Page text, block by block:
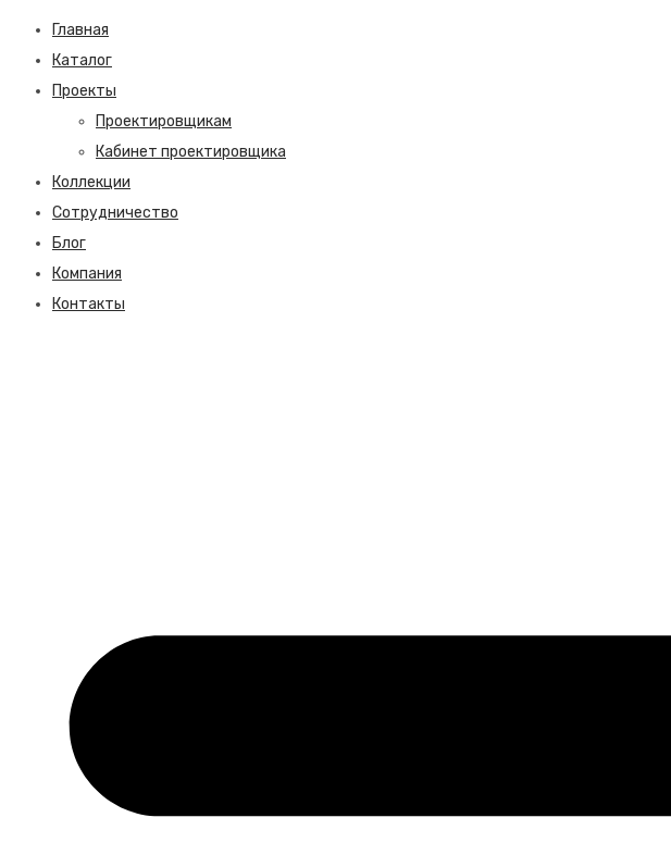
Главная
Каталог
Проекты
Проектировщикам
Кабинет проектировщика
Коллекции
Сотрудничество
Блог
Компания
Контакты